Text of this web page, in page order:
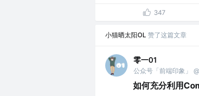
347
小猫晒太阳OL 赞了这篇文章
零一01
公众号「前端印象」
如何充分利用